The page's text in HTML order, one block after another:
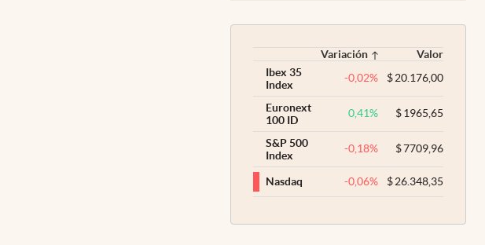
Variación
Valor
Ibex 35
Index
-0,02% $20.176,00
Euronext
100 ID
0,41% $1965,65
S&P 500
Index
-0,18% $7709,96
Nasdaq -0,06% $26.348,35